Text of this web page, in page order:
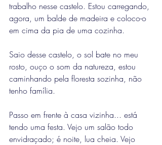
trabalho nesse castelo. Estou carregando,
agora, um balde de madeira e coloco-o
em cima da pia de uma cozinha.
Saio desse castelo, o sol bate no meu
rosto, ouço o som da natureza, estou
caminhando pela floresta sozinha, não
tenho família.
Passo em frente à casa vizinha... está
tendo uma festa. Vejo um salão todo
envidraçado; é noite, lua cheia. Vejo